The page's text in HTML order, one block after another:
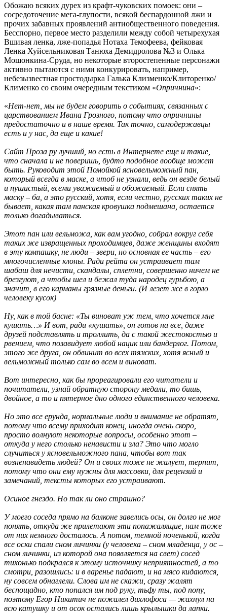
Обожаю всяких дурех из крафт-чуковских помоек: они –
сосредоточение мега-глупости, всякой беспардонной лжи и
прочих забавных проявлений антиобщественного поведения.
Бесспорно, первое место разделили между собой четырехухая
Вшивая ленка, лже-попадья Нотаха Темофеева, фейковая
Ленка Хуйсельниковая Танюха Демидролова №3 и Олька
Мошонкина-Сруда, но некоторые второстепенные персонажи
активно пытаются с ними конкурировать, например,
небезызвестная простодырка Галька Клизменко/Клиторенко/
Клименко со своим очередным текстиком «Опричнина»:
«Нет-нет, мы не будем говорить о событиях, связанных с
царствованием Ивана Грозного, потому что опричнины
предостаточно и в наше время. Так точно, самодержавцы
есть и у нас, да еще и какие!
Сайт Проза ру лучший, но есть в Интернете еще и такие,
что сначала и не поверишь, будто подобное вообще может
быть. Руководит этой Помойкой ясновельможный пан,
который всегда в маске, а чтоб не узнали, ведь он везде белый
и пушистый, всеми уважаемый и обожаемый. Если снять
маску – ба, а это русский, хотя, если честно, русских таких не
бывает, какая там панская кровушка подмешана, остается
только догадываться.
Этот пан или вельможа, как вам угодно, собрал вокруг себя
таких же извращенных проходимцев, даже женщины входят
в эту компашку, не люди – звери, но основная ее часть – его
многочисленные клоны. Ради рейта он устраивает там
шабаш для нечисти, скандалы, сплетни, совершенно ничем не
брезгуют, а чтобы шел и бежал туда народец гурьбою, а
значит, в его карманы грязные деньги. (И лезет же в горло
человеку кусок)
Ну, как в той басне: «Ты виноват уж тем, что хочется мне
кушать…» И вот, ради «кушать», он готов на все, даже
друзей подставлять и троллить, да с такой жестокостью и
рвением, что позавидует любой нацик или бандерлог. Потом,
этого же друга, он обвинит во всех тяжких, хотя ясный и
вельможный только сам во всем и виноват.
Вот интересно, как бы прореагировали его читатели и
почитатели, узнай обратную сторону медали, то бишь,
двойное, а то и пятерное дно одного единственного человека.
Но это все ерунда, нормальные люди и внимание не обратят,
потому что всему приходит конец, иногда очень скоро,
просто волнуют некоторые вопросы, особенно этот –
откуда у него столько ненависти и зла? Это что могло
случиться у ясновельможного пана, чтобы вот так
возненавидеть людей? Он и своих тоже не жалует, терпит,
потому что они ему нужны для массовки, для рецензий и
замечаний, тексты которых его устраивают.
Осиное гнездо. Но так ли оно страшно?
У моего соседа прямо на балконе завелись осы, он долго не мог
понять, откуда же прилетают эти попажалящие, нам тоже
от них немного досталось. А потом, темной ноченькой, когда
все оски спали сном личинки (у человека – сном младенца, у ос –
сном личинки, из которой она появляется на свет) сосед
тихонько подкрался к этому источнику неприятностей, а то
смотри, разошлись: и в варенье падают, и на мясо кидаются,
ну совсем обнаглели. Слова им не скажи, сразу жалят
беспощадно, кто попался им под руку, тьфу ты, под попу,
поэтому Егор Никитич не пожалел дихлофоса — жахнул на
всю катушку и от осок остались лишь крылышки да лапки.